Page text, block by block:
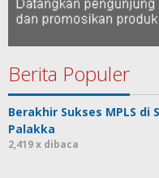
Berita Populer
Berakhir Sukses MPLS di
Palakka
2,419 x dibaca